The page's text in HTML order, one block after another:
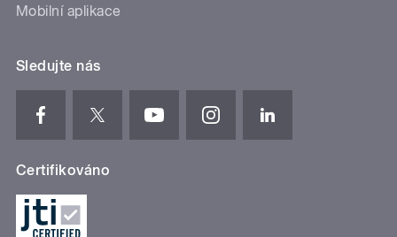
Mobilní aplikace
Sledujte nás
Certifikováno